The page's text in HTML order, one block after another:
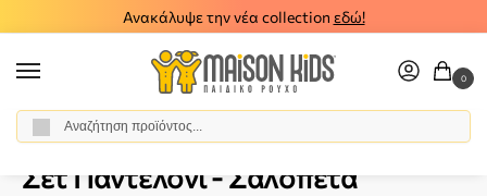
Ανακάλυψε την νέα collection εδώ!
0
Αρχική σελίδα / Βρεφικό Κορίτσι
Σετ Παντελόνι - Σαλοπέτα